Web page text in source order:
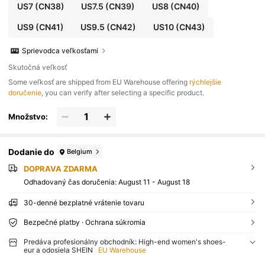
US7(CN38) US7.5 (CN39) US8(CN40)
US9(CN41) US9.5 (CN42) US10(CN43)
Sprievodca veľkosťami
Skutočná veľkosť
​Some veľkosť are shipped from EU Warehouse offering rýchlejšie
doručenie, you can verify after selecting a specific product.
Množstvo:
Dodanie do Belgium
DOPRAVA ZDARMA
​Odhadovaný čas doručenia: August 11 - August 18
30-denné bezplatné vrátenie tovaru
Bezpečné platby · Ochrana súkromia
Predáva profesionálny obchodník: High-end women's shoes-
eur a odosiela SHEIN
EU Warehouse